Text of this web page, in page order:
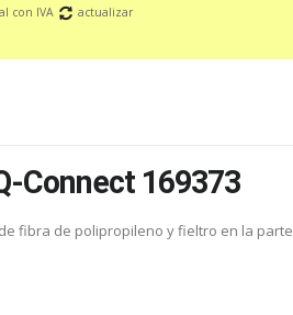
con IVA actualizar
Connect 169373
fibra de polipropileno y fieltro en la